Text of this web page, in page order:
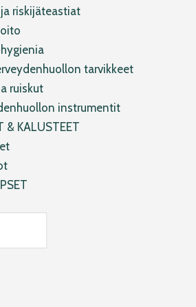
riskijäteastiat
tarvikkeet
ruiskut
instrumentit
& KALUSTEET